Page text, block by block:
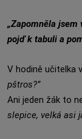
„Zapomněla jsem
pojď k tabuli a
V hodině učitelka
pštros?”
Ani jeden žák to
slepice, velká asi